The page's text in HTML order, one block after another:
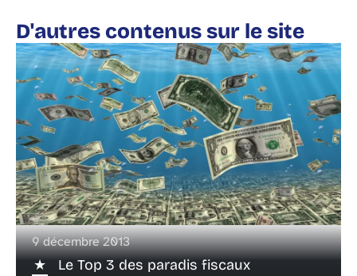
D'autres contenus sur le site
9 décembre 2013
Le Top 3 des paradis fiscaux